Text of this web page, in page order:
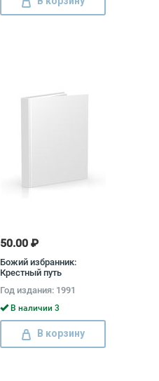
50.00 ₽
Божий избранник:
Крестный путь
Патриарха Московского
и всея России
Год издания: 1991
В наличии 3
В корзину